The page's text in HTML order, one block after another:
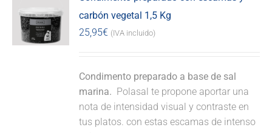
carbón vegetal 1,5 Kg
25,95€ (IVA incluido)
Condimento preparado a base de sal
marina. Polasal te propone aportar una
nota de intensidad visual y contraste en
tus platos. con estas escamas de intenso